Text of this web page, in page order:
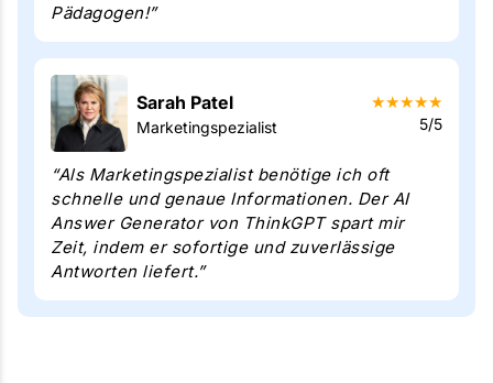
Pädagogen!”
Sarah Patel
Marketingspezialist
★★★★★
5/5
“Als Marketingspezialist benötige ich oft
schnelle und genaue Informationen. Der AI
Answer Generator von ThinkGPT spart mir
Zeit, indem er sofortige und zuverlässige
Antworten liefert.”